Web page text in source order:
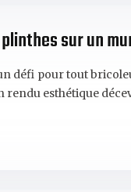
sur un
défi pour tout
rendu esthétique